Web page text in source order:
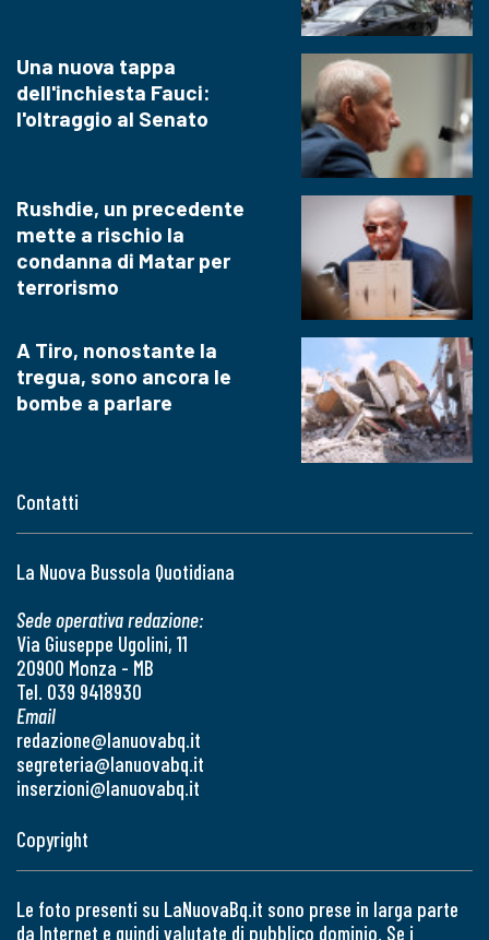
Contatti
La Nuova Bussola Quotidiana
Sede operativa redazione:
Via Giuseppe Ugolini, 11
20900 Monza - MB
Tel. 039 9418930
Email
redazione@lanuovabq.it
segreteria@lanuovabq.it
inserzioni@lanuovabq.it
Una nuova tappa
dell'inchiesta Fauci:
l'oltraggio al Senato
Rushdie, un precedente
mette a rischio la
condanna di Matar per
terrorismo
A Tiro, nonostante la
tregua, sono ancora le
bombe a parlare
Copyright
Le foto presenti su LaNuovaBq.it sono prese in larga parte
da Internet e quindi valutate di pubblico dominio. Se i